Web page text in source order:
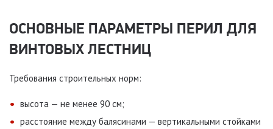
ОСНОВНЫЕ ПАРАМЕТРЫ ПЕРИЛ ДЛЯ
ВИНТОВЫХ ЛЕСТНИЦ
Требования строительных норм:
высота — не менее 90 см;
расстояние между балясинами — вертикальными стойками